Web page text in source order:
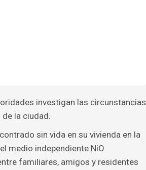
investigan las circunstancias
la ciudad.
sin vida en su vivienda en la
medio independiente NiO
familiares, amigos y residentes